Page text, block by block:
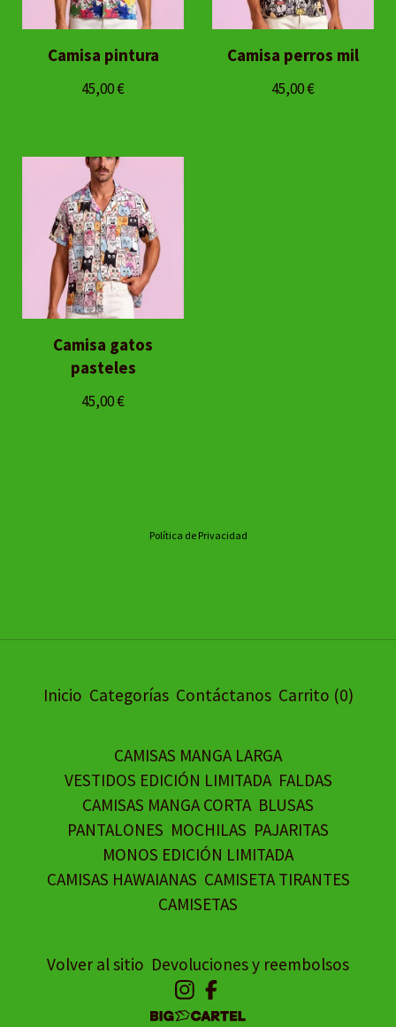
Camisa pintura
45,00€
Camisa perros mil
45,00€
Camisa gatos
pasteles
45,00€
Política de Privacidad
Inicio Categorías Contáctanos Carrito (0)
CAMISAS MANGA LARGA
VESTIDOS EDICIÓN LIMITADA FALDAS
CAMISAS MANGA CORTA BLUSAS
PANTALONES MOCHILAS PAJARITAS
MONOS EDICIÓN LIMITADA
CAMISAS HAWAIANAS CAMISETA TIRANTES
CAMISETAS
Volver al sitio Devoluciones y reembolsos